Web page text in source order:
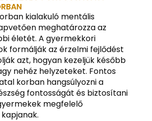
kialakuló mentális
meghatározza az
életét. A gyermekkori
formálják az érzelmi fejlődést
azt, hogyan kezeljük később
nehéz helyzeteket. Fontos
korban hangsúlyozni a
fontosságát és biztosítani
megfelelő